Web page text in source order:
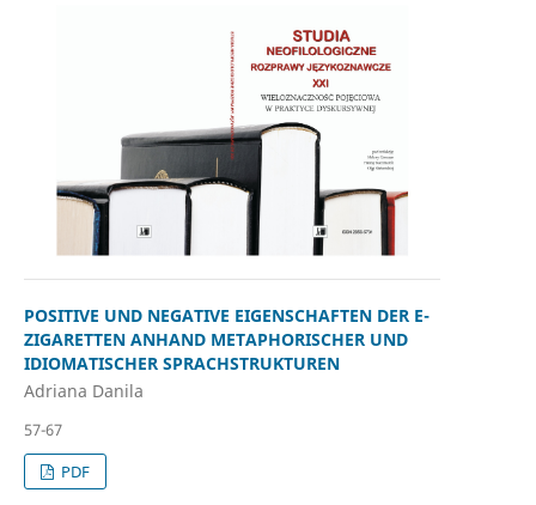
POSITIVE UND NEGATIVE EIGENSCHAFTEN DER E-
ZIGARETTEN ANHAND METAPHORISCHER UND
IDIOMATISCHER SPRACHSTRUKTUREN
Adriana Danila
57-67
PDF